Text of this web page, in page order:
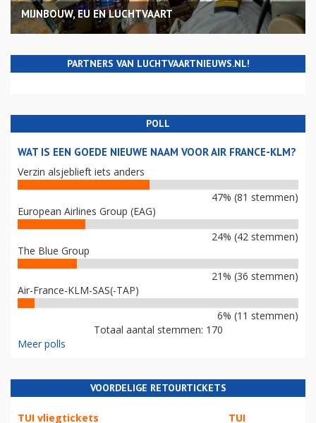
MIJNBOUW, EU EN LUCHTVAART
PARTNERS VAN LUCHTVAARTNIEUWS.NL!
POLL
WAT IS EEN GOEDE NIEUWE NAAM VOOR AIR FRANCE-KLM?
Verzin alsjeblieft iets anders
47% (81 stemmen)
European Airlines Group (EAG)
24% (42 stemmen)
The Blue Group
21% (36 stemmen)
Air-France-KLM-SAS(-TAP)
6% (11 stemmen)
Totaal aantal stemmen: 170
Meer polls
VOORDELIGE RETOURTICKETS
TUI vliegtickets TUI